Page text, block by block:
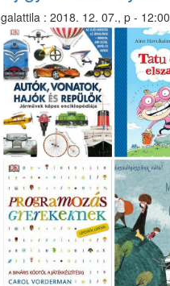
galattila: 2018. 12. 07., p - 12:00